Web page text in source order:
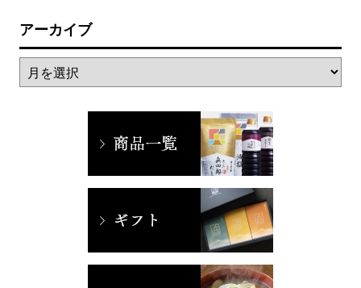
アーカイブ